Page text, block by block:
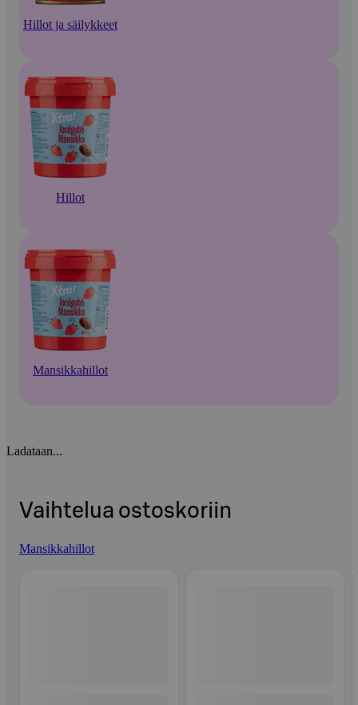
Hillot ja säilykkeet
Hillot
Mansikkahillot
Ladataan...
Vaihtelua ostoskoriin
Mansikkahillot